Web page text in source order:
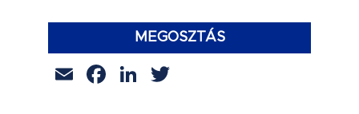
MEGOSZTÁS
EmailFacebook
LinkedIn